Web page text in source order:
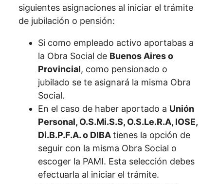
siguientes asignaciones al iniciar el trámite
de jubilación o pensión:
Si como empleado activo aportabas a
la Obra Social de Buenos Aires o
Provincial, como pensionado o
jubilado se te asignará la misma Obra
Social.
En el caso de haber aportado a Unión
Personal, O.S.Mi.S.S, O.S.Le.R.A, IOSE,
Di.B.P.F.A. o DIBAtienes la opción de
seguir con la misma Obra Social o
escoger la PAMI. Esta selección debes
efectuarla al iniciar el trámite.